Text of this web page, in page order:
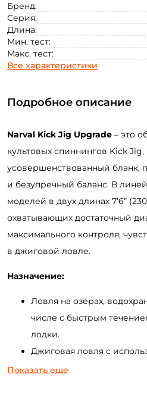
Бренд:
Серия:
Длина:
Мин. тест:
Макс. тест:
Все характеристики
Подробное описание
Narval Kick Jig Upgrade – это
культовых спиннингов Kick
усовершенствованный бланк,
и безупречный баланс. В
моделей в двух длинах 7’6”
охватывающих достаточный
максимального контроля,
в джиговой ловле.
Назначение:
Ловля на озерах,
числе с быстрым
лодки.
Джиговая ловля с
типов приманок
Показать еще